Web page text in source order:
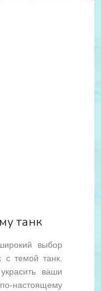
танк
выбор
с темой танк.
ваши
настоящему